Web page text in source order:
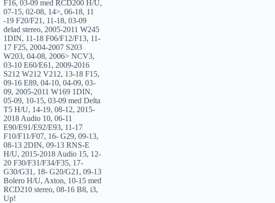
F16, 03-09 med RCD200 H/U,
07-15, 02-08, 14>, 06-18, 11
-19 F20/F21 , 11-18, 03-09
delad stereo, 2005-2011 W245
1DIN, 11-18 F06/F12/F13, 11-
17 F25, 2004-2007 S203
W203, 04-08, 2006> NCV3,
03-10 E60/E61 , 2009-2016
S212 W212 V212, 13-18 F15,
09-16 E89, 04-10, 04-09, 03-
09, 2005-2011 W169 1DIN,
05-09, 10-15, 03-09 med Delta
T5 H/U, 14-19, 08-12, 2015-
2018 Audio 10, 06-11
E90/E91/E92/E93, 11-17
F10/F11/F07, 16- G29, 09-13,
08-13 2DIN, 09-13 RNS-E
H/U, 2015-2018 Audio 15, 12-
20 F30/F31/F34/F35, 17-
G30/G31 , 18- G20/G21 , 09-13
Bolero H/U, Axton, 10-15 med
RCD210 stereo, 08-16 B8, i3,
Up!